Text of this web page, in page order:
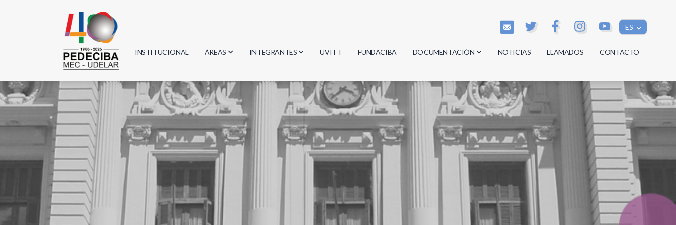
ES
INSTITUCIONAL ÁREAS
Biología
Física
Geociencias
Informática
Matemática
INTEGRANTES
Investigadores
Estudiantes
Egresados
UVITT FUNDACIBA DOCUMENTACIÓN
Actas
Reglamentos
Documentos
NOTICIAS LLAMADOS CONTACTO